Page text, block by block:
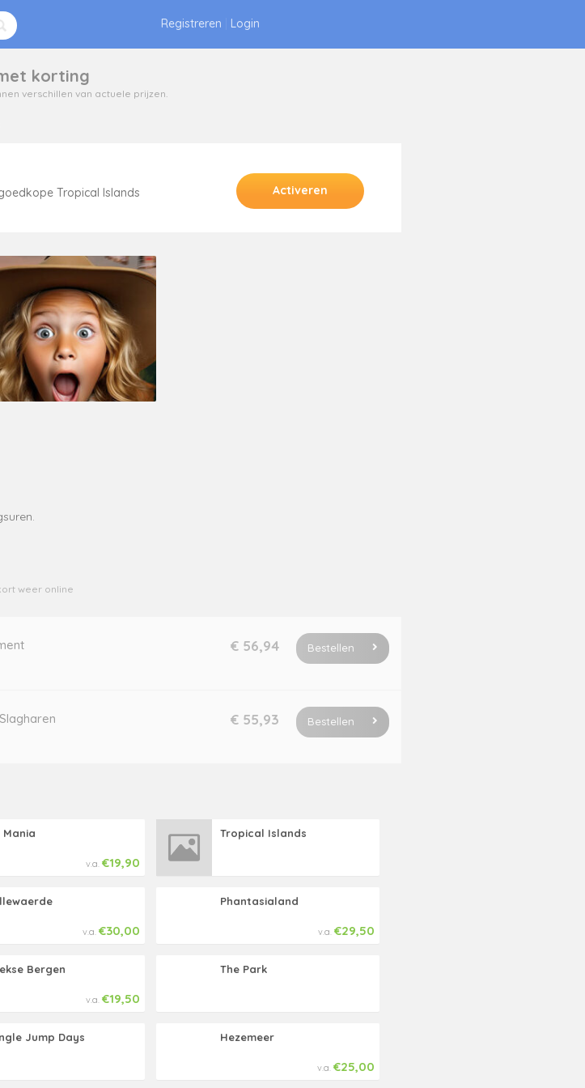
Registreren Login
korting
verschillen van actuele prijzen.
Tropical Islands Activeren
weer online
€ 56,94 Bestellen
€ 55,93 Bestellen
Mania
v.a. €19,90
Tropical Islands
v.a. €30,00
Phantasialand
v.a. €29,50
Bergen
v.a. €19,50
The Park
Jump Days Hezemeer
v.a. €25,00